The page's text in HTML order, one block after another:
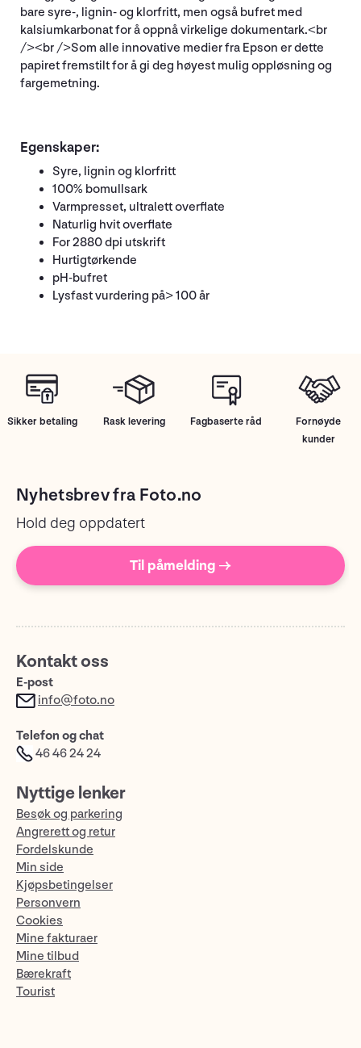
bare syre-, lignin- og klorfritt, men også bufret med
kalsiumkarbonat for å oppnå virkelige dokumentark.<br
/><br />Som alle innovative medier fra Epson er dette
papiret fremstilt for å gi deg høyest mulig oppløsning og
fargemetning.
Egenskaper:
Syre, lignin og klorfritt
100% bomullsark
Varmpresset, ultralett overflate
Naturlig hvit overflate
For 2880 dpi utskrift
Hurtigtørkende
pH-bufret
Lysfast vurdering på> 100 år
Sikker betaling Rask levering Fagbaserte råd
Fornøyde
kunder
Nyhetsbrev fra Foto.no
Hold deg oppdatert
Til påmelding →
Kontakt oss
E-post
info@foto.no
Telefon og chat
46 46 24 24
Nyttige lenker
Besøk og parkering
Angrerett og retur
Fordelskunde
Min side
Kjøpsbetingelser
Personvern
Cookies
Mine fakturaer
Mine tilbud
Bærekraft
Tourist